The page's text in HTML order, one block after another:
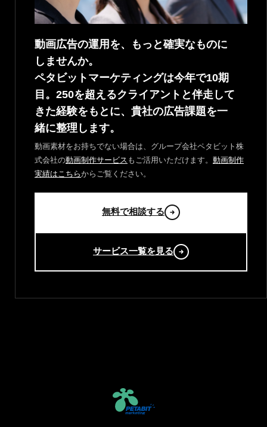
動画広告の運用を、もっと確実なものに
しませんか。
ペタビットマーケティングは今年で10期
目。250を超えるクライアントと伴走して
きた経験をもとに、貴社の広告課題を一
緒に整理します。
動画素材をお持ちでない場合は、グループ会社ペタビット株
式会社の動画制作サービス もご活用いただけます。 動画制作
実績はこちらからご覧ください。
無料で相談する
サービス一覧を見る